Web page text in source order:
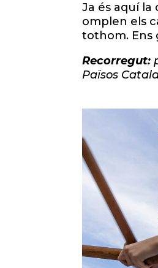
Ja és aquí la
omplen els
tothom. Ens
Recorregut:
Països